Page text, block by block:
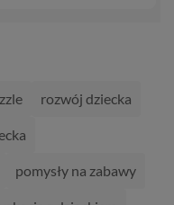
rozwój dziecka
pomysły na zabawy